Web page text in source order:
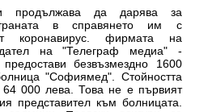
продължава да дарява за
в справянето им с
коронавирус. фирмата на
на "Телеграф медиа" -
безвъзмездно 1600
"Софиямед". Стойността
000 лева. Това не е първият
представител към болницата.